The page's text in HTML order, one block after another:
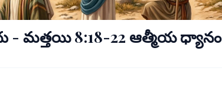
- మత్తయి 8:18-22 ఆత్మీయ ధ్యానం